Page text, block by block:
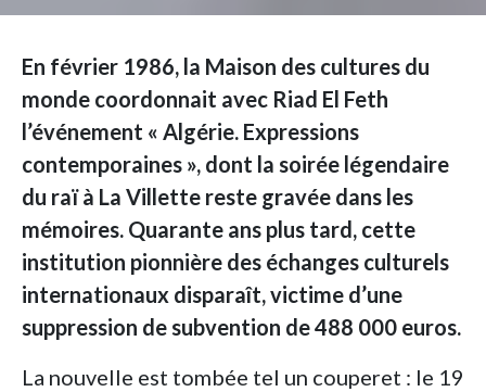
En février 1986, la Maison des cultures du
monde coordonnait avec Riad El Feth
l’événement « Algérie. Expressions
contemporaines », dont la soirée légendaire
du raï à La Villette reste gravée dans les
mémoires. Quarante ans plus tard, cette
institution pionnière des échanges culturels
internationaux disparaît, victime d’une
suppression de subvention de 488 000 euros.
La nouvelle est tombée tel un couperet : le 19